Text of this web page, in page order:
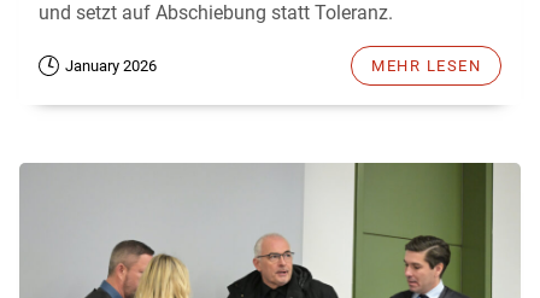
und setzt auf Abschiebung statt Toleranz.
January 2026 MEHR LESEN